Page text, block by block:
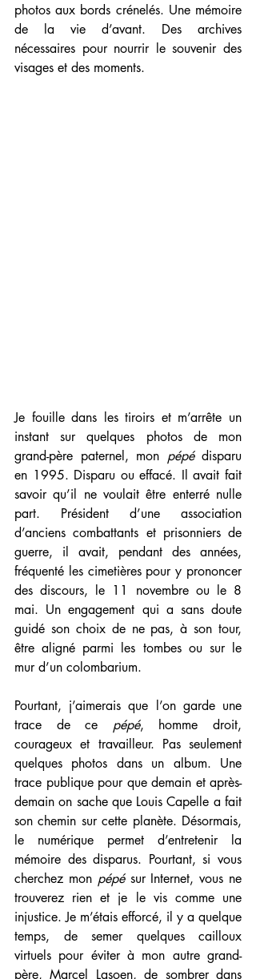
photos aux bords crénelés. Une mémoire
de la vie d’avant. Des archives
nécessaires pour nourrir le souvenir des
visages et des moments.
Je fouille dans les tiroirs et m’arrête un
instant sur quelques photos de mon
grand-père paternel, mon pépé disparu
en 1995. Disparu ou effacé. Il avait fait
savoir qu’il ne voulait être enterré nulle
part. Président d’une association
d’anciens combattants et prisonniers de
guerre, il avait, pendant des années,
fréquenté les cimetières pour y prononcer
des discours, le 11 novembre ou le 8
mai. Un engagement qui a sans doute
guidé son choix de ne pas, à son tour,
être aligné parmi les tombes ou sur le
mur d’un colombarium.
Pourtant, j’aimerais que l’on garde une
trace de ce pépé, homme droit,
courageux et travailleur. Pas seulement
quelques photos dans un album. Une
trace publique pour que demain et après-
demain on sache que Louis Capelle a fait
son chemin sur cette planète. Désormais,
le numérique permet d’entretenir la
mémoire des disparus. Pourtant, si vous
cherchez mon pépé sur Internet, vous ne
trouverez rien et je le vis comme une
injustice. Je m’étais efforcé, il y a quelque
temps, de semer quelques cailloux
virtuels pour éviter à mon autre grand-
père, Marcel Lasoen, de sombrer dans